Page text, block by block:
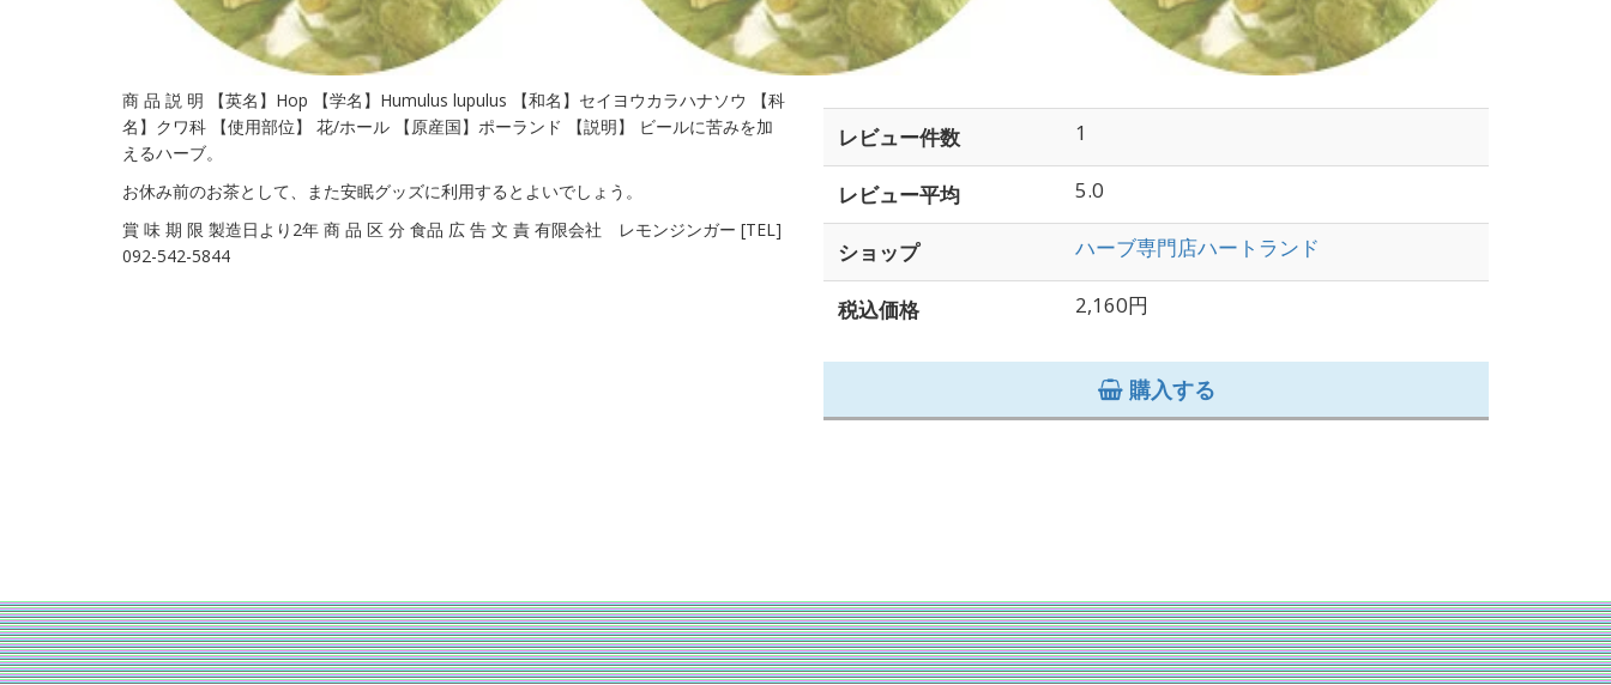
商 品 説 明 【英名】Hop 【学名】Humulus lupulus 【和名】セイヨウカラハナソウ 【科
名】クワ科 【使用部位】 花/ホール 【原産国】ポーランド 【説明】 ビールに苦みを加
えるハーブ。
お休み前のお茶として、また安眠グッズに利用するとよいでしょう。
賞 味 期 限 製造日より2年 商 品 区 分 食品 広 告 文 責 有限会社 レモンジンガー [TEL]
092-542-5844
レビュー件数 1
レビュー平均 5.0
ショップ ハーブ専門店ハートランド
税込価格 2,160円
購入する